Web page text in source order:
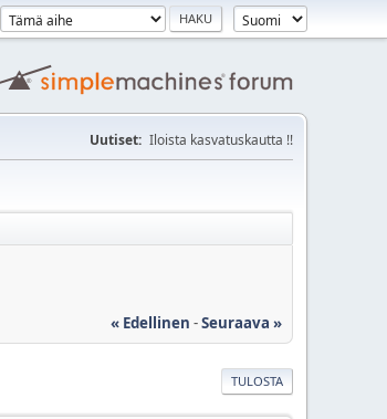
Uutiset: Iloista kasvatuskautta !!
« Edellinen -Seuraava »
TULOSTA